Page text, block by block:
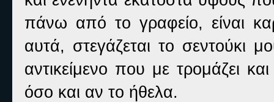
πάνω από το γραφείο, είναι
αυτά, στεγάζεται το σεντούκι
αντικείμενο που με τρομάζει
όσο και αν το ήθελα.